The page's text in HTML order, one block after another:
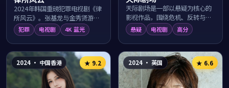
2024年韩国重磅犯罪电视剧《律
所风云》。张基龙与金秀贤游走
于汉江月夜的法律与黑暗灰色地
带，导演朴俊和以纪实笔触展现
人性、利益与...
犯罪 电视剧 4K 蓝光
天际剧场是一部以悬疑为核心的
影视作品，围绕危机、反转与人
物成长展开，整体节奏紧凑，值
得推荐观看。
悬疑 电视剧 高分
2024· 中国香港 ★ 9.2 2024· 英国 ★ 6.6